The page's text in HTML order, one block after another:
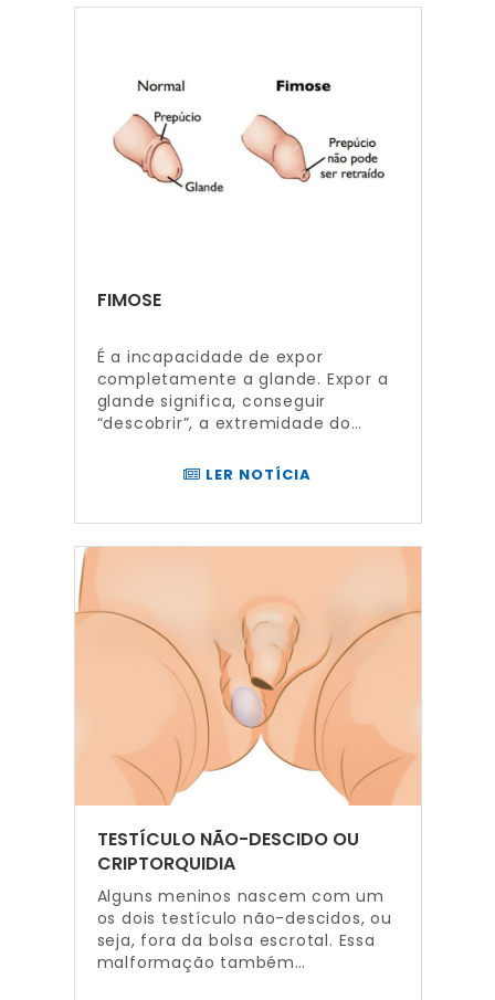
FIMOSE
É a incapacidade de expor
completamente a glande. Expor a
glande significa, conseguir
“descobrir”, a extremidade do…
LER NOTÍCIA
TESTÍCULO NÃO-DESCIDO OU
CRIPTORQUIDIA
Alguns meninos nascem com um
os dois testículo não-descidos, ou
seja, fora da bolsa escrotal. Essa
malformação também…